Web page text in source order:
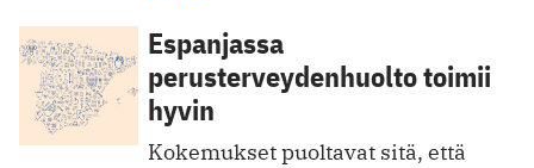
Espanjassa
perusterveydenhuolto toimii
hyvin
Kokemukset puoltavat sitä, että